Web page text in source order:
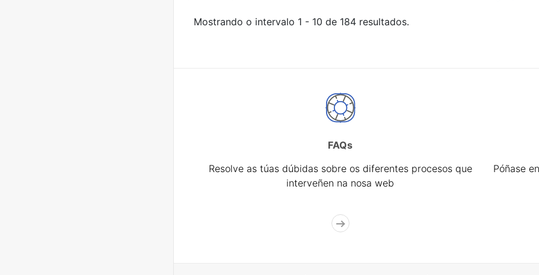
Mostrando o intervalo 1 - 10 de 184 resultados.
FAQs
Resolve as túas dúbidas sobre os diferentes procesos que
interveñen na nosa web
Póñase